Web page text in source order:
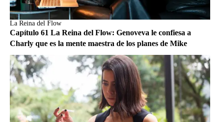
La Reina del Flow
Capítulo 61 La Reina del Flow: Genoveva le confiesa a
Charly que es la mente maestra de los planes de Mike